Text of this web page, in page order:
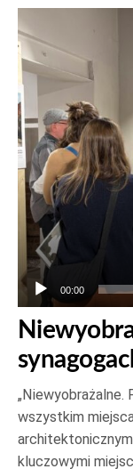
plików
dźwiękowych
00:00
„Niewyobrażalne.
wszystkim
kluczowymi